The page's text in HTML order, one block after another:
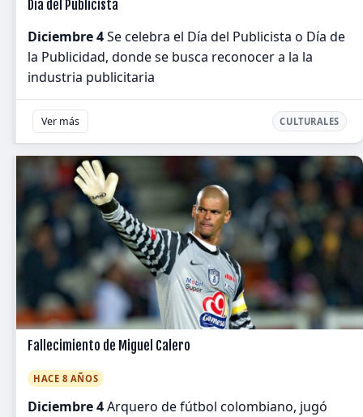
Día del Publicista
Diciembre 4Se celebra el Día del Publicista o Día de
la Publicidad, donde se busca reconocer a la la
industria publicitaria
Ver más CULTURALES
Fallecimiento de Miguel Calero
HACE 8 AÑOS
Diciembre 4Arquero de fútbol colombiano, jugó